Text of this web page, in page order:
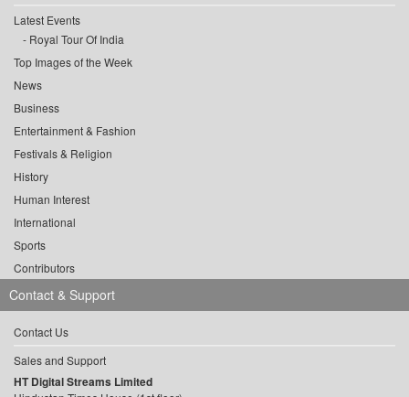
Latest Events
Royal Tour Of India
Top Images of the Week
News
Business
Entertainment & Fashion
Festivals & Religion
History
Human Interest
International
Sports
Contributors
Contact & Support
Contact Us
Sales and Support
HT Digital Streams Limited